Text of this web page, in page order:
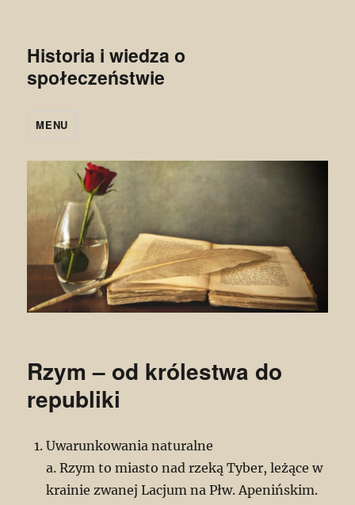
Historia i wiedza o
społeczeństwie
MENU
Rzym – od królestwa do
republiki
Uwarunkowania naturalne
a. Rzym to miasto nad rzeką Tyber, leżące w
krainie zwanej Lacjum na Płw. Apenińskim.